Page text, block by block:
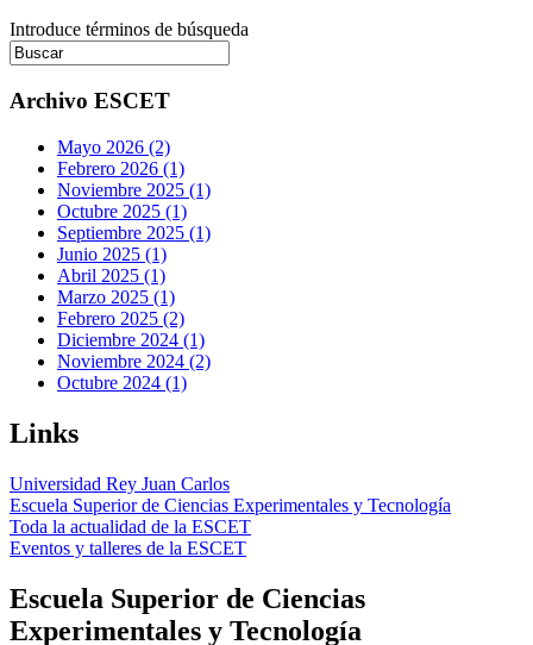
Introduce términos de búsqueda
Archivo ESCET
Mayo 2026 (2)
Febrero 2026 (1)
Noviembre 2025 (1)
Octubre 2025 (1)
Septiembre 2025 (1)
Junio 2025 (1)
Abril 2025 (1)
Marzo 2025 (1)
Febrero 2025 (2)
Diciembre 2024 (1)
Noviembre 2024 (2)
Octubre 2024 (1)
Links
Universidad Rey Juan Carlos
Escuela Superior de Ciencias Experimentales y Tecnología
Toda la actualidad de la ESCET
Eventos y talleres de la ESCET
Escuela Superior de Ciencias
Experimentales y Tecnología